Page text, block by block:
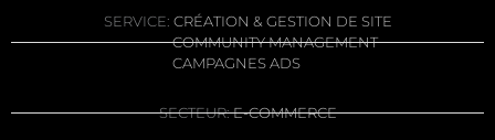
SERVICE: CRÉATION & GESTION DE SITE
COMMUNITY MANAGEMENT
CAMPAGNES ADS
SECTEUR:E-COMMERCE